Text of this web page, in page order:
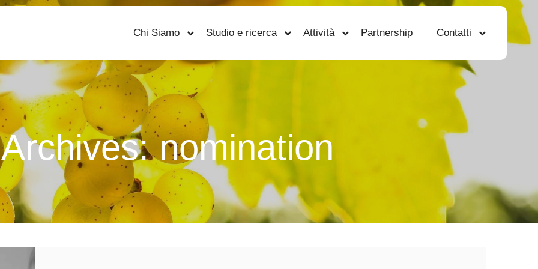
Chi Siamo Studio e ricerca Attività Partnership Contatti
nomination